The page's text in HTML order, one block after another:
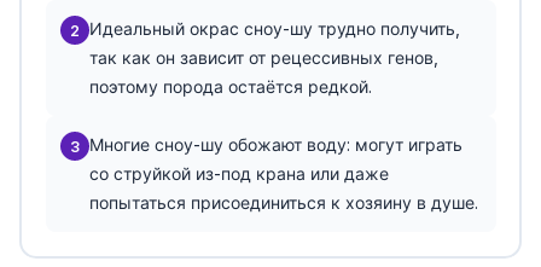
2 Идеальный окрас сноу-шу трудно получить,
так как он зависит от рецессивных генов,
поэтому порода остаётся редкой.
3 Многие сноу-шу обожают воду: могут играть
со струйкой из-под крана или даже
попытаться присоединиться к хозяину в душе.